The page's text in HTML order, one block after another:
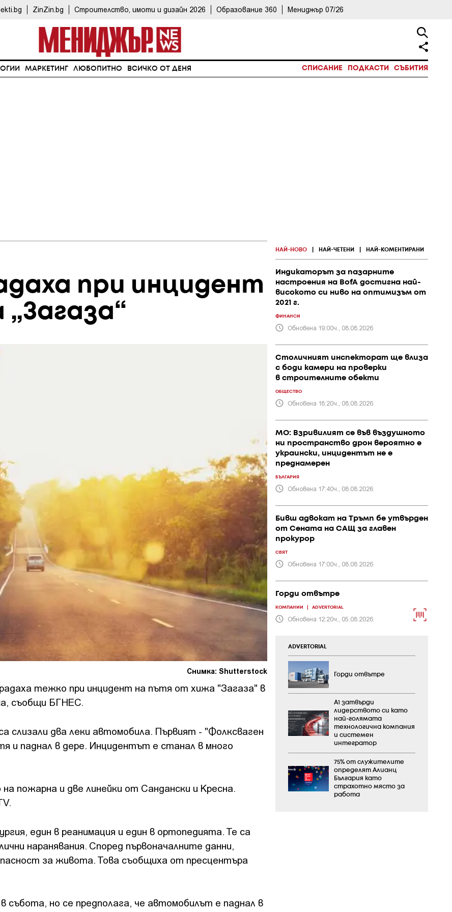
ZinZin.bg Строителство, имоти и дизайн 2026 Образование 360 Мениджър 07/26
МАРКЕТИНГ ЛЮБОПИТНО ВСИЧКО ОТ ДЕНЯ СПИСАНИЕ ПОДКАСТИ СЪБИТИЯ
при инцидент
Снимка: Shutterstock
тежко при инцидент на пътя от хижа "Загаза" в
съобщи БГНЕС.
слизали два леки автомобила. Първият - "Фолксваген
и паднал в дере. Инцидентът е станал в много
пожарна и две линейки от Сандански и Кресна.
един в реанимация и един в ортопедията. Те са
наранявания. Според първоначалните данни,
за живота. Това съобщиха от пресцентъра
събота, но се предполага, че автомобилът е паднал в
НАЙ-НОВО НАЙ-ЧЕТЕНИ НАЙ-КОМЕНТИРАНИ
Индикаторът за пазарните
настроения на BofA достигна най-
високото си ниво на оптимизъм от
2021 г.
ФИНАНСИ
Обновена 19:00ч., 08.08.2026
Столичният инспекторат ще влиза
с боди камери на проверки
в строителните обекти
ОБЩЕСТВО
Обновена 18:20ч., 08.08.2026
МО: Взривилият се във въздушното
ни пространство дрон вероятно е
украински, инцидентът не е
преднамерен
БЪЛГАРИЯ
Обновена 17:40ч., 08.08.2026
Бивш адвокат на Тръмп бе утвърден
от Сената на САЩ за главен
прокурор
СВЯТ
Обновена 17:00ч., 08.08.2026
Горди отвътре
КОМПАНИИ ADVERTORIAL
Обновена 12:20ч., 05.08.2026
ADVERTORIAL
Горди отвътре
А1 затвърди
лидерството си като
най-голямата
технологична компания
и системен
интегратор
75% от служителите
определят Алианц
България като
страхотно място за
работа